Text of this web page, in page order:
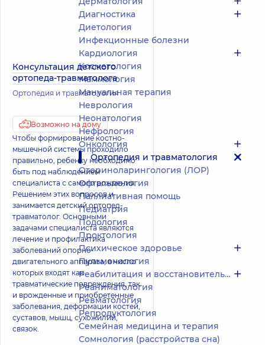
Консультация детского
ортопеда-травматолога
Ортопедия и травматология
Возможно на дому
Чтобы формирование костно-
мышечной системы проходило
правильно, ребенку необходимо
быть под наблюдением
специалиста с самого рождения.
Решением этих вопросов и
занимается детский ортопед-
травматолог. Основными
задачами специалиста являются
лечение и профилактика
заболеваний опорно-
двигательного аппарата, в число
которых входят как
травматические повреждения, так
и врожденные и приобретенные
заболевания, деформации костей,
суставов, мышц, сухожилий,
связок.
Диагностика
Диетология
Инфекционные болезни
Кардиология
Косметология
Маммология
Мануальная терапия
Неврология
Неонатология
Нефрология
Онкология
Ортопедия и травматология
Оториноларингология (ЛОР)
Офтальмология
Паллиативная помощь
Педиатрия
Подология
Проктология
Психическое здоровье
Пульмонология
Реабилитация и восстановительное лечение
Реаниматология
Ревматология
Репродуктология
Семейная медицина и терапия
Сомнология (расстройства сна)